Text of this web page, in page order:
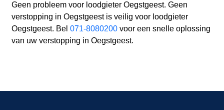
Geen probleem voor loodgieter Oegstgeest. Geen
verstopping in Oegstgeest is veilig voor loodgieter
Oegstgeest. Bel 071-8080200voor een snelle oplossing
van uw verstopping in Oegstgeest.